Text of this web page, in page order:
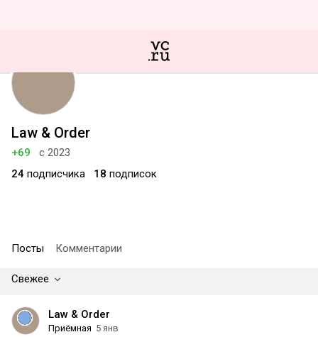
Law & Order
+69
с 2023
24 подписчика 18 подписок
Посты Комментарии
Свежее
Law & Order
Приёмная 5 янв